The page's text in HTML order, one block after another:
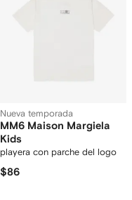
Nueva temporada
MM6 Maison Margiela
Kids
playera con parche del logo
$86